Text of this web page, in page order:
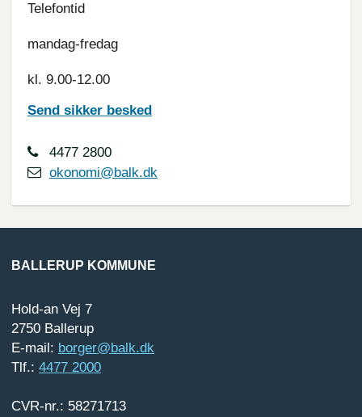
Telefontid
mandag-fredag
kl. 9.00-12.00
Send sikker besked
4477 2800
okonomi@balk.dk
BALLERUP KOMMUNE
Hold-an Vej 7
2750 Ballerup
E-mail: borger@balk.dk
Tlf.: 4477 2000
CVR-nr.: 58271713